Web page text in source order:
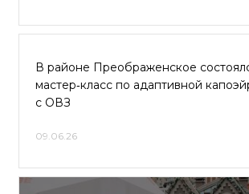
В районе Преображенское
мастер‑класс по адаптивной
с ОВЗ
09.06.26